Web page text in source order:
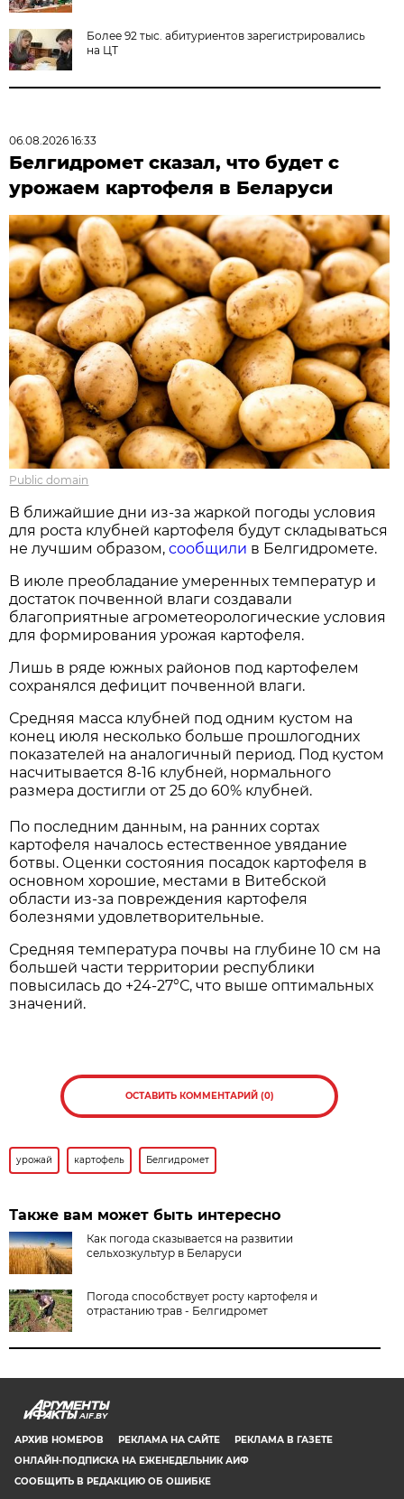
Более 92 тыс. абитуриентов зарегистрировались
на ЦТ
06.08.2026 16:33
Белгидромет сказал, что будет с
урожаем картофеля в Беларуси
Public domain
В ближайшие дни из-за жаркой погоды условия
для роста клубней картофеля будут складываться
не лучшим образом,сообщили в Белгидромете.
В июле преобладание умеренных температур и
достаток почвенной влаги создавали
благоприятные агрометеорологические условия
для формирования урожая картофеля.
Лишь в ряде южных районов под картофелем
сохранялся дефицит почвенной влаги.
Средняя масса клубней под одним кустом на
конец июля несколько больше прошлогодних
показателей на аналогичный период. Под кустом
насчитывается 8-16 клубней, нормального
размера достигли от 25 до 60% клубней.
По последним данным, на ранних сортах
картофеля началось естественное увядание
ботвы. Оценки состояния посадок картофеля в
основном хорошие, местами в Витебской
области из-за повреждения картофеля
болезнями удовлетворительные.
Средняя температура почвы на глубине 10 см на
большей части территории республики
повысилась до +24-27°С, что выше оптимальных
значений.
ОСТАВИТЬ КОММЕНТАРИЙ (0)
урожай картофель Белгидромет
Также вам может быть интересно
Как погода сказывается на развитии
сельхозкультур в Беларуси
Погода способствует росту картофеля и
отрастанию трав - Белгидромет
AIF.BY
АРХИВ НОМЕРОВ РЕКЛАМА НА САЙТЕ
РЕКЛАМА В ГАЗЕТЕ
ОНЛАЙН-ПОДПИСКА НА ЕЖЕНЕДЕЛЬНИК АИФ
СООБЩИТЬ В РЕДАКЦИЮ ОБ ОШИБКЕ